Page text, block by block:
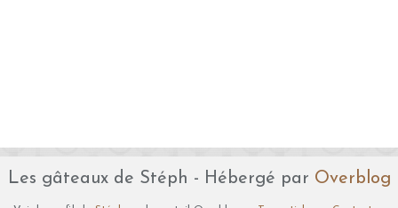
Les gâteaux de Stéph - Hébergé par Overblog